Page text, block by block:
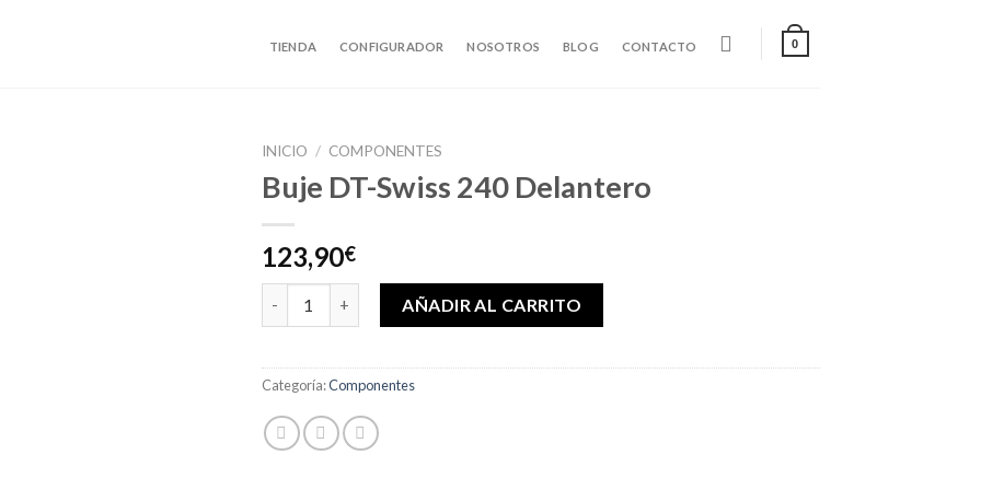
TIENDA CONFIGURADOR NOSOTROS BLOG CONTACTO 0
INICIO / COMPONENTES
Buje DT-Swiss 240 Delantero
123,90€
Buje DT-Swiss 240 Delantero cantidad
AÑADIR AL CARRITO
Categoría:Componentes